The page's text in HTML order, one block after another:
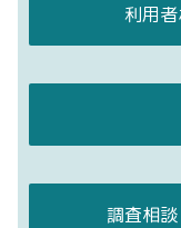
利用
調査相談